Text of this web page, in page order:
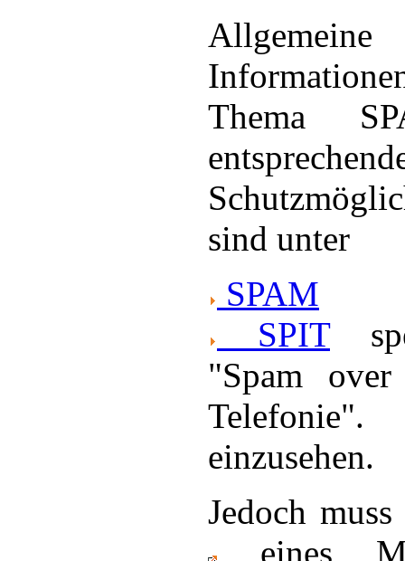
Allgemeine
Thema
sind unter
SPAM
SPIT
"Spam
Telefonie".
einzusehen.
Jedoch
eines